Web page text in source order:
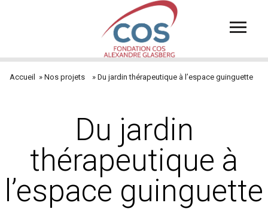
principal
d'Ariane
Accueil Nos projets Du jardin thérapeutique à l’espace guinguette
Du jardin
thérapeutique à
l’espace guinguette